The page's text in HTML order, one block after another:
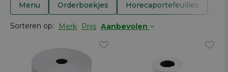
Menu Orderboekjes Horecaportefeuilles
Sorteren op: Merk Prijs Aanbevolen